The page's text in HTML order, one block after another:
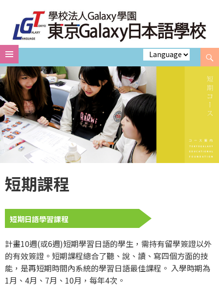
Search
Skip
to
content
短期課程
短期日語學習課程
計畫10週(或6週)短期學習日語的學生，需持有留學簽證以外
的有效簽證。短期課程總合了聽、說、讀、寫四個方面的技
能，是再短期時間內系統的學習日語最佳課程。 入學時期為
1月、4月、7月、10月，每年4次。